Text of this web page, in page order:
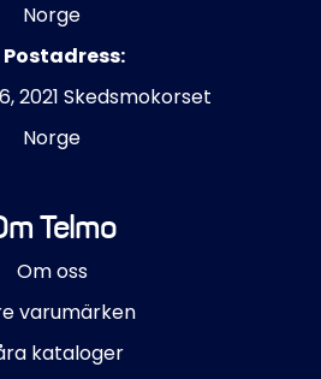
Norge
Postadress:
2021 Skedsmokorset
Norge
Telmo
Om oss
varumärken
kataloger